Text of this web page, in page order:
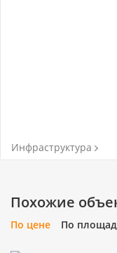
Инфраструктура
Похожие
По цене По